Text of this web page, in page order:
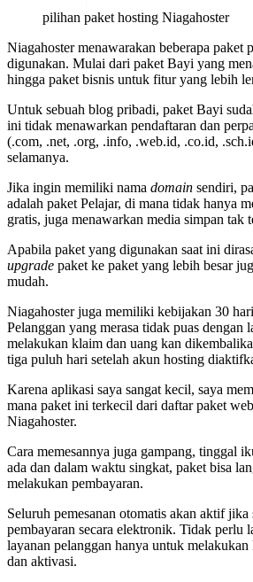
pilihan paket hosting Niagahoster
Niagahoster menawarakan beberapa paket
digunakan. Mulai dari paket Bayi yang
hingga paket bisnis untuk fitur yang lebih
Untuk sebuah blog pribadi, paket Bayi
ini tidak menawarkan pendaftaran dan
(.com, .net, .org, .info, .web.id, .co.id,
selamanya.
Jika ingin memiliki nama domain sendiri,
adalah paket Pelajar, di mana tidak hanya
gratis, juga menawarkan media simpan tak
Apabila paket yang digunakan saat ini
upgrade paket ke paket yang lebih besar
mudah.
Niagahoster juga memiliki kebijakan 30
Pelanggan yang merasa tidak puas dengan
melakukan klaim dan uang kan
tiga puluh hari setelah akun hosting
Karena aplikasi saya sangat kecil, saya
mana paket ini terkecil dari daftar paket
Niagahoster.
Cara memesannya juga gampang, tinggal
ada dan dalam waktu singkat, paket bisa
melakukan pembayaran.
Seluruh pemesanan otomatis akan aktif jika
pembayaran secara elektronik. Tidak perlu
layanan pelanggan hanya untuk
dan aktivasi.